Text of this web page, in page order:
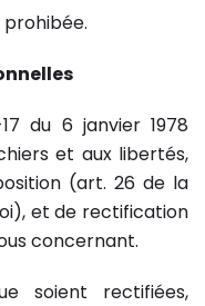
du 6 janvier 1978
et aux libertés,
(art. 26 de la
et de rectification
concernant.
soient rectifiées,